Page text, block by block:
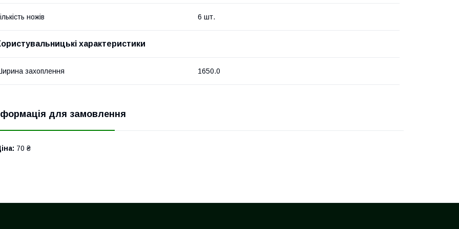
ножів 6 шт.
характеристики
захоплення 1650.0
для замовлення
70 ₴